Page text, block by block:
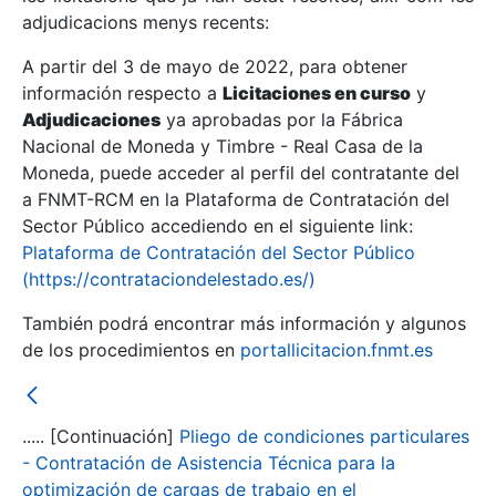
Mostra/Amaga
Mostra/Amaga
adjudicacions menys recents:
A partir del 3 de mayo de 2022, para obtener
información respecto a Licitaciones en curso y
Adjudicaciones ya aprobadas por la Fábrica
Nacional de Moneda y Timbre - Real Casa de la
Moneda, puede acceder al perfil del contratante del
a FNMT-RCM en la Plataforma de Contratación del
Sector Público accediendo en el siguiente link:
Plataforma de Contratación del Sector Público
(https://contrataciondelestado.es/)
También podrá encontrar más información y algunos
de los procedimientos en portallicitacion.fnmt.es
..... [Continuación] Pliego de condiciones particulares
- Contratación de Asistencia Técnica para la
optimización de cargas de trabajo en el